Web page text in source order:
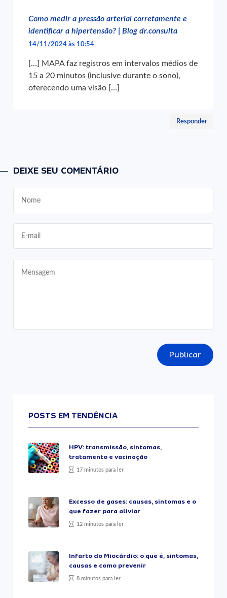
Como medir a pressão arterial corretamente e
identificar a hipertensão? | Blog dr.consulta
14/11/2024 às 10:54
[…] MAPA faz registros em intervalos médios de
15 a 20 minutos (inclusive durante o sono),
oferecendo uma visão […]
Responder
DEIXE SEU COMENTÁRIO
Publicar
POSTS EM TENDÊNCIA
HPV: transmissão, sintomas,
tratamento e vacinação
17 minutos para ler
Excesso de gases: causas, sintomas e o
que fazer para aliviar
12 minutos para ler
Infarto do Miocárdio: o que é, sintomas,
causas e como prevenir
8 minutos para ler